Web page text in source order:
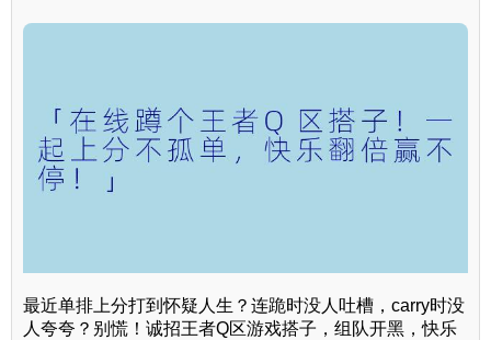
最近单排上分打到怀疑人生？连跪时没人吐槽，carry时没
人夸夸？别慌！诚招王者Q区游戏搭子，组队开黑，快乐